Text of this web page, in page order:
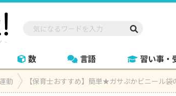
数 言語 習い事・
動 【保育士おすすめ】簡単★ガサぷかビニール袋